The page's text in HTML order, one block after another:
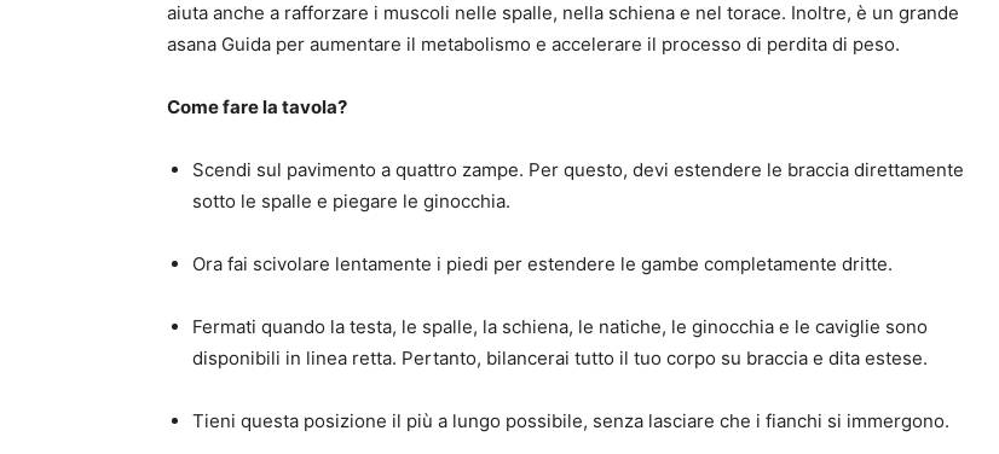
aiuta anche a rafforzare i muscoli nelle spalle, nella schiena e nel torace. Inoltre, è un grande
asana Guida per aumentare il metabolismo e accelerare il processo di perdita di peso.
Come fare la tavola?
Scendi sul pavimento a quattro zampe. Per questo, devi estendere le braccia direttamente
sotto le spalle e piegare le ginocchia.
Ora fai scivolare lentamente i piedi per estendere le gambe completamente dritte.
Fermati quando la testa, le spalle, la schiena, le natiche, le ginocchia e le caviglie sono
disponibili in linea retta. Pertanto, bilancerai tutto il tuo corpo su braccia e dita estese.
Tieni questa posizione il più a lungo possibile, senza lasciare che i fianchi si immergono.